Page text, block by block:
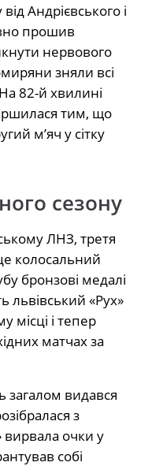
Андрієвського і
прошив
нервового
зняли всі
82-й хвилині
тим, що
м’яч у сітку
сезону
ЛНЗ, третя
колосальний
бронзові медалі
львівський «Рух»
місці і тепер
матчах за
загалом видався
з
вирвала очки у
собі